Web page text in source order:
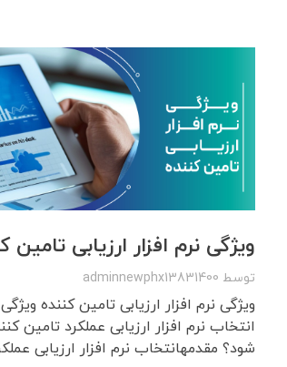
ویژگی نرم افزار ارزیابی تامین
توسط adminnewphx13831400
ویژگی نرم افزار ارزیابی تامین کننده
انتخاب نرم افزار ارزیابی عملکرد تامین
شود؟ مقدمهانتخاب نرم افزار ارزیابی